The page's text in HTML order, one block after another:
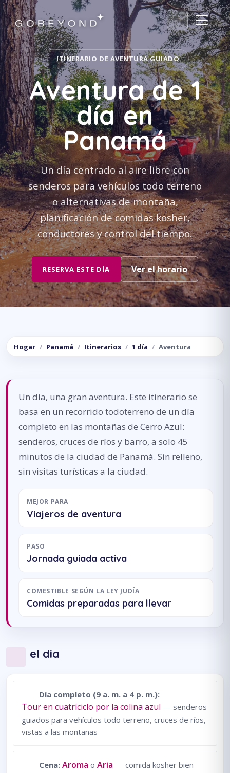
ITINERARIO DE AVENTURA GUIADO.
Aventura de 1
día en
Panamá
Un día centrado al aire libre con
senderos para vehículos todo terreno
o alternativas de montaña,
planificación de comidas kosher,
conductores y control del tiempo.
RESERVA ESTE DÍA Ver el horario
Hogar Panamá Itinerarios 1 día Aventura
Un día, una gran aventura. Este itinerario se
basa en un recorrido todoterreno de un día
completo en las montañas de Cerro Azul:
senderos, cruces de ríos y barro, a solo 45
minutos de la ciudad de Panamá. Sin relleno,
sin visitas turísticas a la ciudad.
MEJOR PARA
Viajeros de aventura
PASO
Jornada guiada activa
COMESTIBLE SEGÚN LA LEY JUDÍA
Comidas preparadas para llevar
el dia
Día completo (9 a. m. a 4 p. m.):
Tour en cuatriciclo por la colina azul — senderos
guiados para vehículos todo terreno, cruces de ríos,
vistas a las montañas
Cena: Aroma o Aria — comida kosher bien